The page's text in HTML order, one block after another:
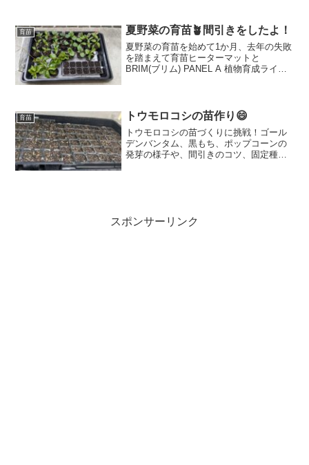
ろした大根の様子を見てきましたよ。
育苗 夏野菜の育苗🪴間引きをしたよ！
夏野菜の育苗を始めて1か月、去年の失敗
を踏まえて育苗ヒーターマットと
BRIM(ブリム) PANEL A 植物育成ライト
っかり育成。間引き後はスッキリし、順
調に育つことを期待しています。技術の
進歩を実感しています。
育苗 トウモロコシの苗作り😄
トウモロコシの苗づくりに挑戦！ゴール
デンバンタム、黒もち、ポップコーンの
発芽の様子や、間引きのコツ、固定種の
スポンサーリンク